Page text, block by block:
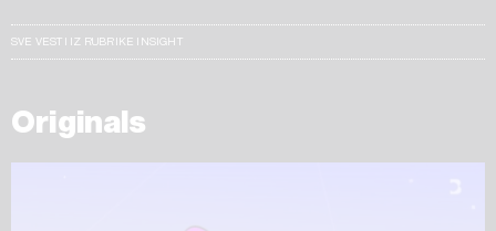
SVE VESTI IZ RUBRIKE INSIGHT
Originals